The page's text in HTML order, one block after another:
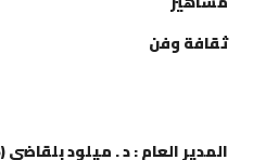
ثقافة وفن
المدير العام : د . ميلود بلقاضي (0661100605)